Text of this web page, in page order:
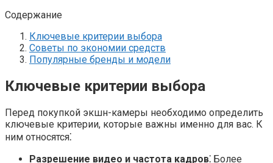
Содержание
Ключевые критерии выбора
Советы по экономии средств
Популярные бренды и модели
Ключевые критерии выбора
Перед покупкой экшн-камеры необходимо определить
ключевые критерии, которые важны именно для вас. К
ним относятся⁚
Разрешение видео и частота кадров⁚ Более